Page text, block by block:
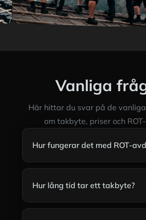
Vanliga
Här hittar du svar på de
om takbyte, priser och
Hur fungerar det med ROT-
Hur lång tid tar ett takbyte?